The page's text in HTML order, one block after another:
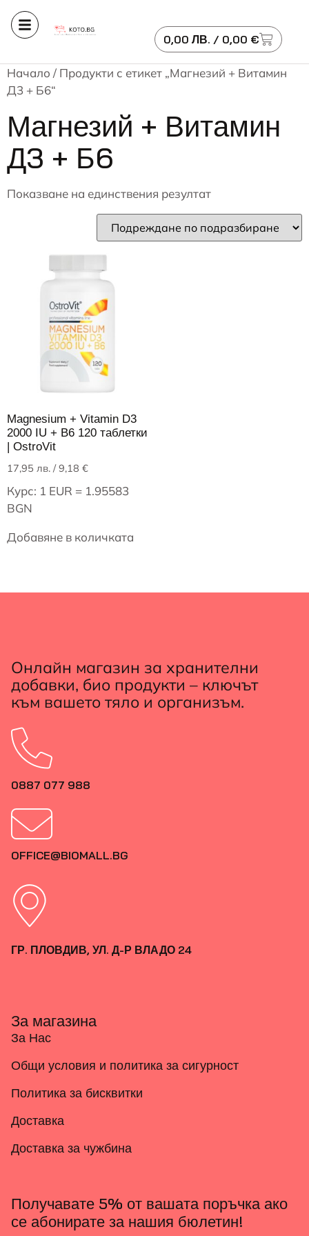
0,00 ЛВ. / 0,00 €
Начало / Продукти с етикет „Магнезий + Витамин
Д3 + Б6“
Магнезий + Витамин
Д3 + Б6
Показване на единствения резултат
Magnesium + Vitamin D3
2000 IU + B6 120 таблетки
| OstroVit
17,95 лв. / 9,18 €
Курс: 1 EUR = 1.95583
BGN
Добавяне в количката
Онлайн магазин за хранителни
добавки, био продукти – ключът
към вашето тяло и организъм.
0887 077 988
OFFICE@BIOMALL.BG
ГР. ПЛОВДИВ, УЛ. Д-Р ВЛАДО 24
За магазина
За Нас
Общи условия и политика за сигурност
Политика за бисквитки
Доставка
Доставка за чужбина
Получавате 5% от вашата поръчка ако
се абонирате за нашия бюлетин!